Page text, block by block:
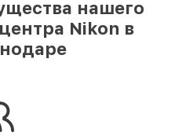
нашего
Nikon в